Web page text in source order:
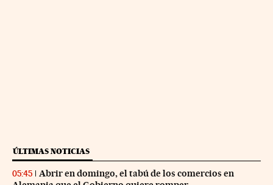
ÚLTIMAS NOTICIAS
05:45
Abrir en domingo, el tabú de los comercios en